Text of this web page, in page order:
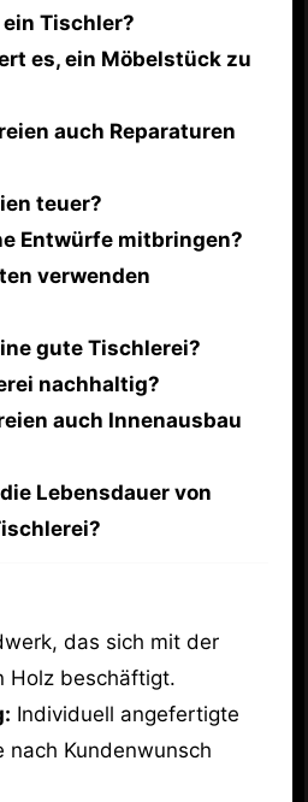
Tischler?
es, ein Möbelstück zu
auch Reparaturen
teuer?
Entwürfe mitbringen?
verwenden
gute Tischlerei?
nachhaltig?
auch Innenausbau
Lebensdauer von
das sich mit der
Holz beschäftigt.
Individuell angefertigte
nach Kundenwunsch